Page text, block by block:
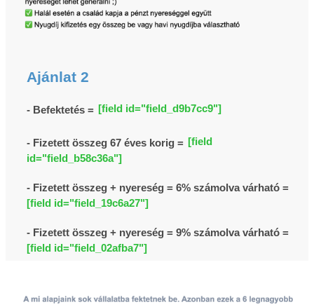
Ajánlat 2
- Befektetés = [field id="field_d9b7cc9"]
- Fizetett összeg 67 éves korig = [field
id="field_b58c36a"]
- Fizetett összeg + nyereség = 6% számolva várható =
[field id="field_19c6a27"]
- Fizetett összeg + nyereség = 9% számolva várható =
[field id="field_02afba7"]